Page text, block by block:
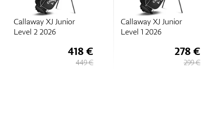
Callaway XJ Junior
Level 2 2026
418 €
449 €
Callaway XJ Junior
Level 1 2026
278 €
299 €